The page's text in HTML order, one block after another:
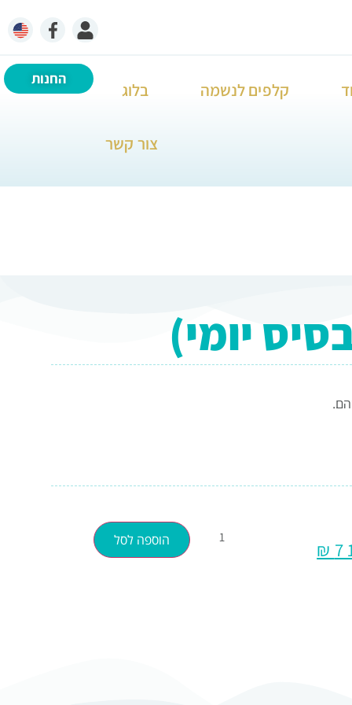
קלפים לנשמה בלוג
צור קשר
החנות
יומי)
₪ הוספה לסל